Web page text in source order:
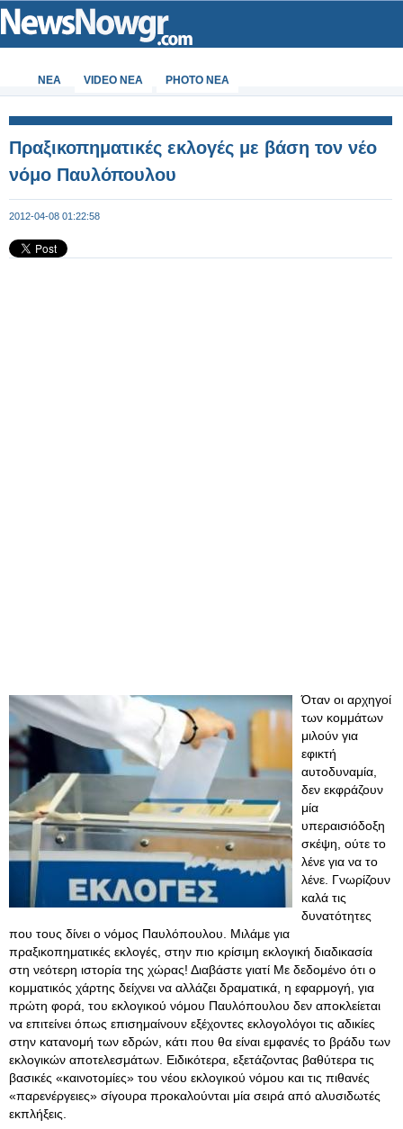
ΝΕΑ VIDEO NEA PHOTO NEA
Πραξικοπηματικές εκλογές με βάση τον νέο
νόμο Παυλόπουλου
2012-04-08 01:22:58
Όταν οι αρχηγοί
των κομμάτων
μιλούν για
εφικτή
αυτοδυναμία,
δεν εκφράζουν
μία
υπεραισιόδοξη
σκέψη, ούτε το
λένε για να το
λένε. Γνωρίζουν
καλά τις
δυνατότητες
που τους δίνει ο νόμος Παυλόπουλου. Μιλάμε για
πραξικοπηματικές εκλογές, στην πιο κρίσιμη εκλογική διαδικασία
στη νεότερη ιστορία της χώρας! Διαβάστε γιατί Mε δεδομένο ότι ο
κομματικός χάρτης δείχνει να αλλάζει δραματικά, η εφαρμογή, για
πρώτη φορά, του εκλογικού νόμου Παυλόπουλου δεν αποκλείεται
να επιτείνει όπως επισημαίνουν εξέχοντες εκλογολόγοι τις αδικίες
στην κατανομή των εδρών, κάτι που θα είναι εμφανές το βράδυ των
εκλογικών αποτελεσμάτων. Eιδικότερα, εξετάζοντας βαθύτερα τις
βασικές «καινοτομίες» του νέου εκλογικού νόμου και τις πιθανές
«παρενέργειες» σίγουρα προκαλούνται μία σειρά από αλυσιδωτές
εκπλήξεις.